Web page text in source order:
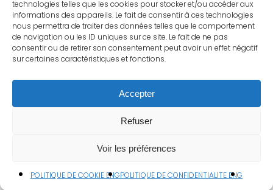
technologies telles que les cookies pour stocker et/ou accéder aux
informations des appareils. Le fait de consentir à ces technologies
nous permettra de traiter des données telles que le comportement
de navigation ou les ID uniques sur ce site. Le fait de ne pas
consentir ou de retirer son consentement peut avoir un effet négatif
sur certaines caractéristiques et fonctions.
Accepter
Refuser
Voir les préférences
POLITIQUE DE COOKIE ENGPOLITIQUE DE CONFIDENTIALITE ENG
L’élaboration d’un cahier des charges
fonctionnelles et l’administration d’un appel
d’offre
La direction de projet et l’assistance à
maîtrise d’ouvrage dans le cadre de la
conception, de la recette puis du
déploiement de la solution
Le change management dans le cadre de
la transformation des fonctions clientes de